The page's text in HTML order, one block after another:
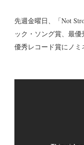
先週金曜日、「Not
ック・ソング賞、最
優秀レコード賞にノミ